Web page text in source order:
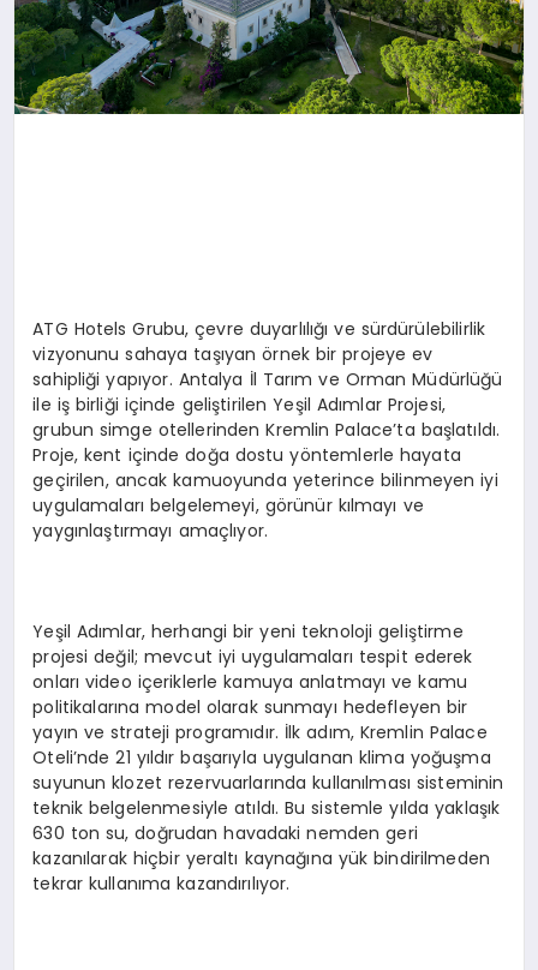
ATG Hotels Grubu, çevre duyarlılığı ve sürdürülebilirlik
vizyonunu sahaya taşıyan örnek bir projeye ev
sahipliği yapıyor. Antalya İl Tarım ve Orman Müdürlüğü
ile iş birliği içinde geliştirilen Yeşil Adımlar Projesi,
grubun simge otellerinden Kremlin Palace’ta başlatıldı.
Proje, kent içinde doğa dostu yöntemlerle hayata
geçirilen, ancak kamuoyunda yeterince bilinmeyen iyi
uygulamaları belgelemeyi, görünür kılmayı ve
yaygınlaştırmayı amaçlıyor.
Yeşil Adımlar, herhangi bir yeni teknoloji geliştirme
projesi değil; mevcut iyi uygulamaları tespit ederek
onları video içeriklerle kamuya anlatmayı ve kamu
politikalarına model olarak sunmayı hedefleyen bir
yayın ve strateji programıdır. İlk adım, Kremlin Palace
Oteli’nde 21 yıldır başarıyla uygulanan klima yoğuşma
suyunun klozet rezervuarlarında kullanılması sisteminin
teknik belgelenmesiyle atıldı. Bu sistemle yılda yaklaşık
630 ton su, doğrudan havadaki nemden geri
kazanılarak hiçbir yeraltı kaynağına yük bindirilmeden
tekrar kullanıma kazandırılıyor.